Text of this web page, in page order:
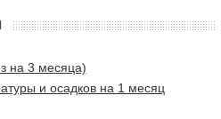
на 3 месяца)
и осадков на 1 месяц